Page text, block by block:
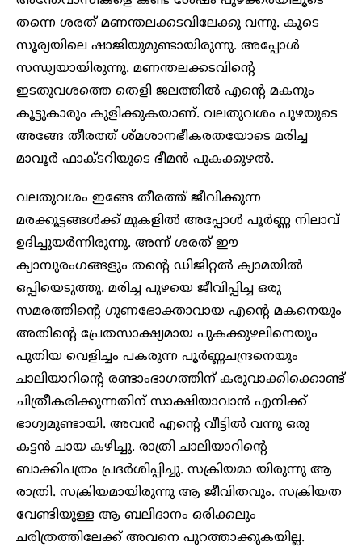
തന്നെ ശരത് മണന്തലക്കടവിലേക്കു വന്നു. കൂടെ
സൂര്യയിലെ ഷാജിയുമുണ്ടായിരുന്നു. അപ്പോൾ
സന്ധ്യയായിരുന്നു. മണന്തലക്കടവിന്റെ
ഇടതുവശത്തെ തെളി ജലത്തിൽ എന്റെ മകനും
കൂട്ടുകാരും കുളിക്കുകയാണ്. വലതുവശം പുഴയുടെ
അങ്ങേ തീരത്ത് ശ്മശാനഭീകരതയോടെ മരിച്ച
മാവൂർ ഫാക്ടറിയുടെ ഭീമൻ പുകക്കുഴൽ.
വലതുവശം ഇങ്ങേ തീരത്ത് ജീവിക്കുന്ന
മരക്കൂട്ടങ്ങൾക്ക് മുകളിൽ അപ്പോൾ പൂർണ്ണ നിലാവ്
ഉദിച്ചുയർന്നിരുന്നു. അന്ന് ശരത് ഈ
ക്യാമ്പുരംഗങ്ങളും തന്റെ ഡിജിറ്റൽ ക്യാമയിൽ
ഒപ്പിയെടുത്തു. മരിച്ച പുഴയെ ജീവിപ്പിച്ച ഒരു
സമരത്തിന്റെ ഗുണഭോക്താവായ എന്റെ മകനെയും
അതിന്റെ പ്രേതസാക്ഷ്യമായ പുകക്കുഴലിനെയും
പുതിയ വെളിച്ചം പകരുന്ന പൂർണ്ണചന്ദ്രനെയും
ചാലിയാറിന്റെ രണ്ടാംഭാഗത്തിന് കരുവാക്കിക്കൊണ്ട്
ചിത്രീകരിക്കുന്നതിന് സാക്ഷിയാവാൻ എനിക്ക്
ഭാഗ്യമുണ്ടായി. അവൻ എന്റെ വീട്ടിൽ വന്നു ഒരു
കട്ടൻ ചായ കഴിച്ചു. രാത്രി ചാലിയാറിന്റെ
ബാക്കിപത്രം പ്രദർശിപ്പിച്ചു. സക്രിയമാ യിരുന്നു ആ
രാത്രി. സക്രിയമായിരുന്നു ആ ജീവിതവും. സക്രിയത
വേണ്ടിയുള്ള ആ ബലിദാനം ഒരിക്കലും
ചരിത്രത്തിലേക്ക് അവനെ പുറത്താക്കുകയില്ല.